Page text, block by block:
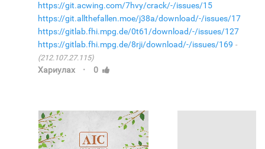
https://git.acwing.com/7hvy/crack/-/issues/15
https://git.allthefallen.moe/j38a/download/-/issues/17
https://gitlab.fhi.mpg.de/0t61/download/-/issues/127
https://gitlab.fhi.mpg.de/8rji/download/-/issues/169
(212.107.27.115)
Хариулах · 0